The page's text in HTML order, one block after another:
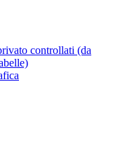
controllati (da